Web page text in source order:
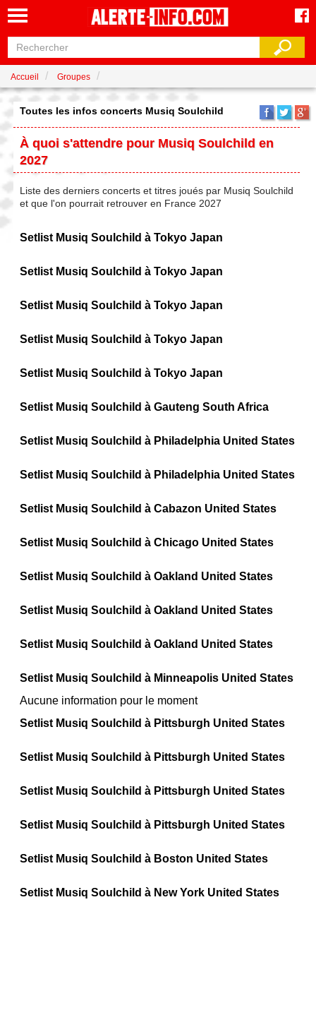
Accueil Groupes
Toutes les infos concerts Musiq Soulchild
À quoi s'attendre pour Musiq Soulchild en
2027
Liste des derniers concerts et titres joués par Musiq Soulchild
et que l'on pourrait retrouver en France 2027
Setlist Musiq Soulchild à Tokyo Japan
Setlist Musiq Soulchild à Tokyo Japan
Setlist Musiq Soulchild à Tokyo Japan
Setlist Musiq Soulchild à Tokyo Japan
Setlist Musiq Soulchild à Tokyo Japan
Setlist Musiq Soulchild à Gauteng South Africa
Setlist Musiq Soulchild à Philadelphia United States
Setlist Musiq Soulchild à Philadelphia United States
Setlist Musiq Soulchild à Cabazon United States
Setlist Musiq Soulchild à Chicago United States
Setlist Musiq Soulchild à Oakland United States
Setlist Musiq Soulchild à Oakland United States
Setlist Musiq Soulchild à Oakland United States
Setlist Musiq Soulchild à Minneapolis United States
Aucune information pour le moment
Setlist Musiq Soulchild à Pittsburgh United States
Setlist Musiq Soulchild à Pittsburgh United States
Setlist Musiq Soulchild à Pittsburgh United States
Setlist Musiq Soulchild à Pittsburgh United States
Setlist Musiq Soulchild à Boston United States
Setlist Musiq Soulchild à New York United States